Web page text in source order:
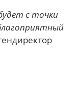
с точки